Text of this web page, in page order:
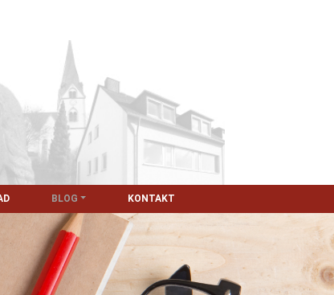
BLOG KONTAKT